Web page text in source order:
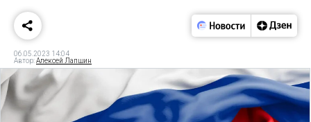
06.05.2023 14:04
Автор:Алексей Лапшин